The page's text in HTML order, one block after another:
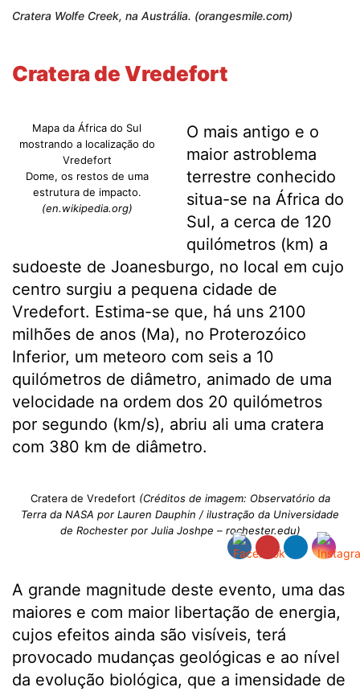
Cratera Wolfe Creek, na Austrália. (orangesmile.com)
Cratera de Vredefort
Mapa da África do Sul
mostrando a localização do
Vredefort
Dome, os restos de uma
estrutura de impacto.
(en.wikipedia.org)
O mais antigo e o
maior astroblema
terrestre conhecido
situa-se na África do
Sul, a cerca de 120
quilómetros (km) a
sudoeste de Joanesburgo, no local em cujo
centro surgiu a pequena cidade de
Vredefort. Estima-se que, há uns 2100
milhões de anos (Ma), no Proterozóico
Inferior, um meteoro com seis a 10
quilómetros de diâmetro, animado de uma
velocidade na ordem dos 20 quilómetros
por segundo (km/s), abriu ali uma cratera
com 380 km de diâmetro.
Cratera de Vredefort (Créditos de imagem: Observatório da
Terra da NASA por Lauren Dauphin / ilustração da Universidade
de Rochester por Julia Joshpe – rochester.edu)
A grande magnitude deste evento, uma das
maiores e com maior libertação de energia,
cujos efeitos ainda são visíveis, terá
provocado mudanças geológicas e ao nível
da evolução biológica, que a imensidade de